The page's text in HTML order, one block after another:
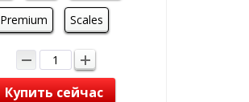
Premium Scales
Купить сейчас